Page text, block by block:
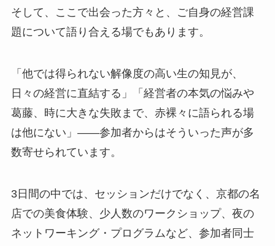
そして、ここで出会った方々と、ご自身の経営課
題について語り合える場でもあります。
「他では得られない解像度の高い生の知見が、
日々の経営に直結する」「経営者の本気の悩みや
葛藤、時に大きな失敗まで、赤裸々に語られる場
は他にない」——参加者からはそういった声が多
数寄せられています。
3日間の中では、セッションだけでなく、京都の名
店での美食体験、少人数のワークショップ、夜の
ネットワーキング・プログラムなど、参加者同士